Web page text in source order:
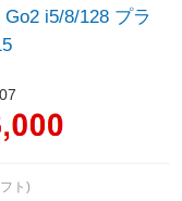
i5/8/128 プラ
ト)